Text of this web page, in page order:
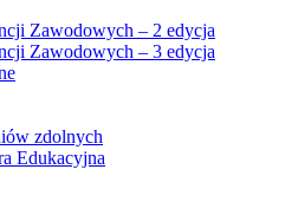
Zawodowych – 2 edycja
Zawodowych – 3 edycja
zdolnych
Edukacyjna